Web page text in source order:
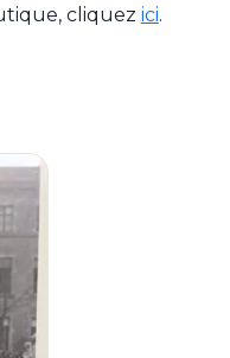
cliquez ici.